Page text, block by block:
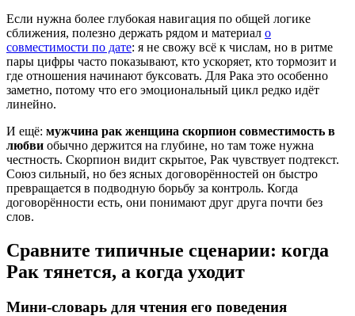
Если нужна более глубокая навигация по общей логике
сближения, полезно держать рядом и материал о
совместимости по дате: я не свожу всё к числам, но в ритме
пары цифры часто показывают, кто ускоряет, кто тормозит и
где отношения начинают буксовать. Для Рака это особенно
заметно, потому что его эмоциональный цикл редко идёт
линейно.
И ещё: мужчина рак женщина скорпион совместимость в
любви обычно держится на глубине, но там тоже нужна
честность. Скорпион видит скрытое, Рак чувствует подтекст.
Союз сильный, но без ясных договорённостей он быстро
превращается в подводную борьбу за контроль. Когда
договорённости есть, они понимают друг друга почти без
слов.
Сравните типичные сценарии: когда
Рак тянется, а когда уходит
Мини-словарь для чтения его поведения